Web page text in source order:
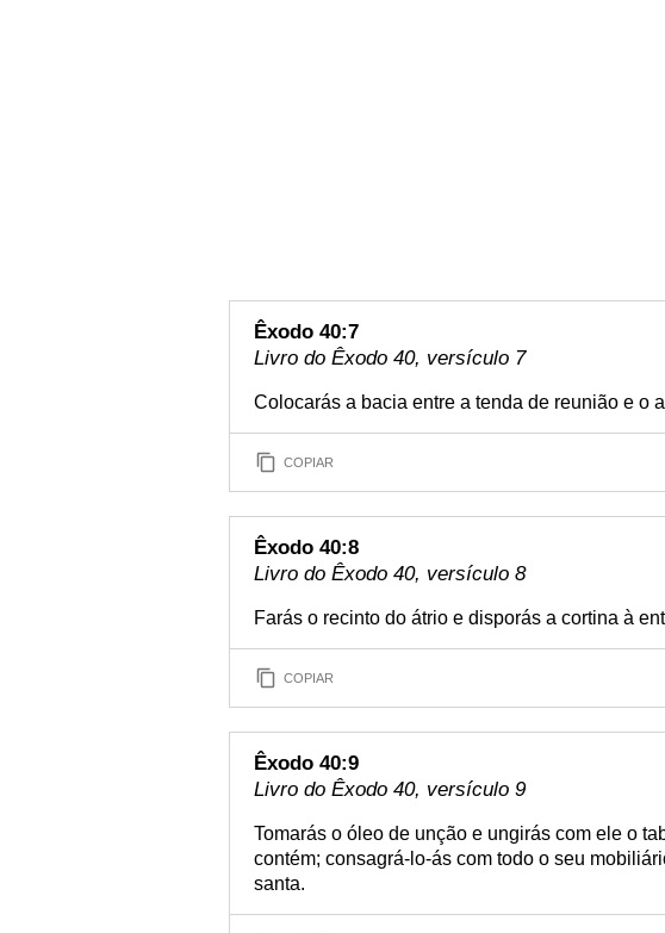
Êxodo 40:7
Livro do Êxodo 40, versículo 7
Colocarás a bacia entre a tenda de reunião e o
COPIAR
Êxodo 40:8
Livro do Êxodo 40, versículo 8
Farás o recinto do átrio e disporás a cortina à
COPIAR
Êxodo 40:9
Livro do Êxodo 40, versículo 9
Tomarás o óleo de unção e ungirás com ele o
contém; consagrá-lo-ás com todo o seu
santa.